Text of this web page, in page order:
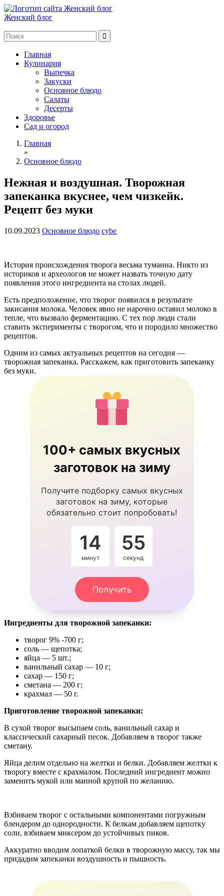
Женский блог
Главная
Кулинария
Выпечка
Закуски
Основное блюдо
Салаты
Десерты
Здоровье
Сад и огород
Главная
»
Основное блюдо
Нежная и воздушная. Творожная
запеканка вкуснее, чем чизкейк.
Рецепт без муки
10.09.2023 Основное блюдо cybe
История происхождения творога весьма туманна. Никто из
историков и археологов не может назвать точную дату
появления этого ингредиента на столах людей.
Есть предположение, что творог появился в результате
закисания молока. Человек явно не нарочно оставил молоко в
тепле, что вызвало ферментацию. С тех пор люди стали
ставить эксперименты с творогом, что и породило множество
рецептов.
Одним из самых актуальных рецептов на сегодня —
творожная запеканка. Расскажем, как приготовить запеканку
без муки.
100+ самых вкусных
заготовок на зиму
Получите подборку самых вкусных
заготовок на зиму, которые
обязательно стоит попробовать!
14
минут
54
секунды
Получить
Ингредиенты для творожной запеканки:
творог 9% -700 г;
соль — щепотка;
яйца — 5 шт.;
ванильный сахар — 10 г;
сахар — 150 г;
сметана — 200 г;
крахмал — 50 г.
Приготовление творожной запеканки:
В сухой творог высыпаем соль, ванильный сахар и
классический сахарный песок. Добавляем в творог также
сметану.
Яйца делим отдельно на желтки и белки. Добавляем желтки к
творогу вместе с крахмалом. Последний ингредиент можно
заменить мукой или манной крупой по желанию.
Взбиваем творог с остальными компонентами погружным
блендером до однородности. К белкам добавляем щепотку
соли, взбиваем миксером до устойчивых пиков.
Аккуратно вводим лопаткой белки в творожную массу, так мы
придадим запеканки воздушность и пышность.